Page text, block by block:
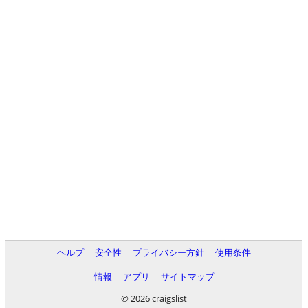
ヘルプ 安全性 プライバシー方針
使用条件
情報
アプリ
サイトマップ
© 2026 craigslist